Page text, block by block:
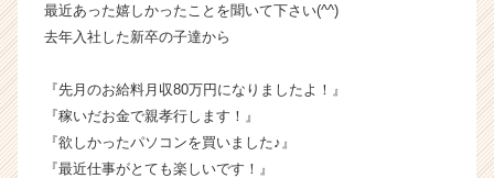
か
ら
カ
ウ
ト
が
最近あった嬉しかったことを聞いて下さい(^^)
去年入社した新卒の子達から
『先月のお給料月収80万円になりましたよ！』
『稼いだお金で親孝行します！』
『欲しかったパソコンを買いました♪』
『最近仕事がとても楽しいです！』